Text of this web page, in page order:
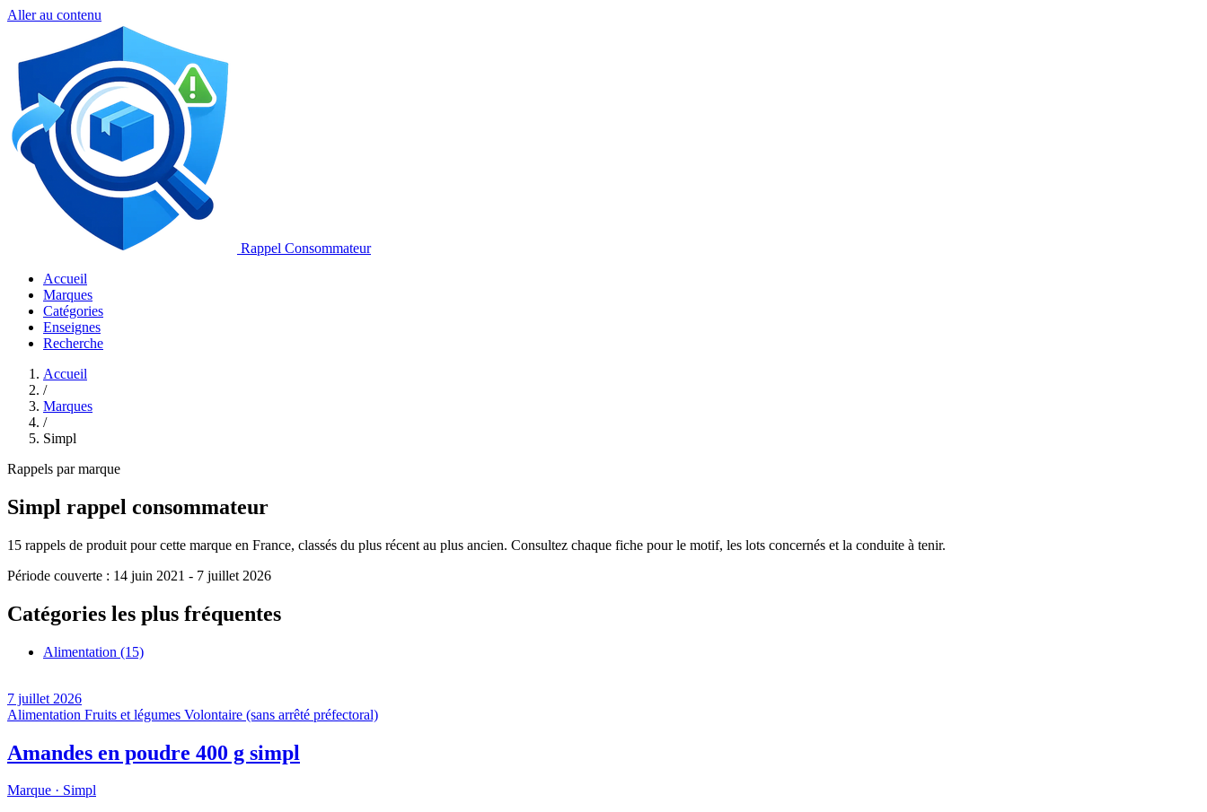
Aller au contenu
Rappel Consommateur
Accueil
Marques
Catégories
Enseignes
Recherche
Accueil
/
Marques
/
Simpl
Rappels par marque
Simpl rappel consommateur
15 rappels de produit pour cette marque en France, classés du plus récent au plus ancien. Consultez chaque fiche pour le motif, les lots concernés et la conduite à tenir.
Période couverte : 14 juin 2021 - 7 juillet 2026
Catégories les plus fréquentes
Alimentation (15)
7 juillet 2026
Alimentation Fruits et légumes Volontaire (sans arrêté préfectoral)
Amandes en poudre 400 g simpl
Marque · Simpl